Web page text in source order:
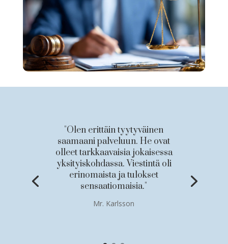
"Olen erittäin tyytyväinen
saamaani palveluun. He ovat
olleet tarkkaavaisia jokaisessa
yksityiskohdassa. Viestintä oli
erinomaista ja tulokset
sensaatiomaisia."
Mr. Karlsson